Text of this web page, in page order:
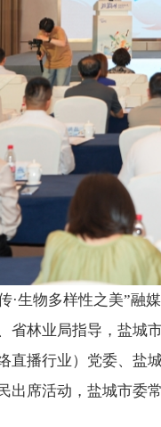
·生物多样性之美”融
省林业局指导，盐城
直播行业）党委、盐
出席活动，盐城市委